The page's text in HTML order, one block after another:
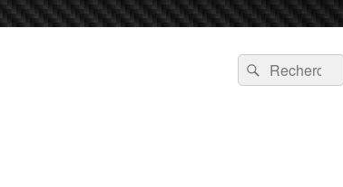
Recherche :
Rechercher